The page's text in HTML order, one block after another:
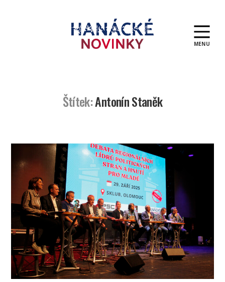
MENU
Štítek:Antonín Staněk